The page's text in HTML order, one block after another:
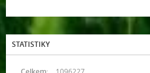
STATISTIKY